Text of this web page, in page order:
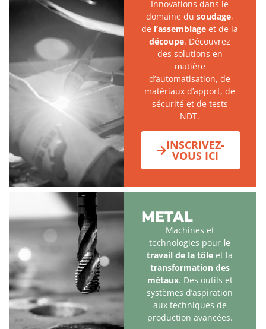
Innovations dans le
domaine dusoudage,
de l’assemblage et de la
découpe. Découvrez
des solutions en
matière
d’automatisation, de
matériaux d’apport, de
sécurité et de tests
NDT.
INSCRIVEZ-
VOUS ICI
METAL
Machines et
technologies pour le
travail de la tôle et la
transformation des
métaux. Des outils et
systèmes d’aspiration
aux techniques de
production avancées.